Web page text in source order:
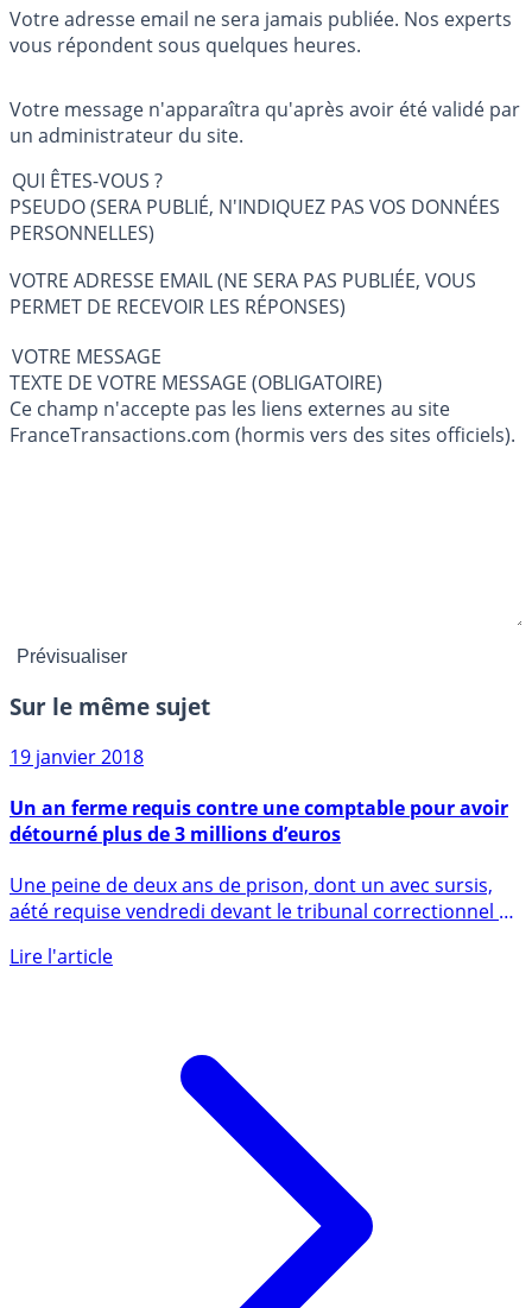
Votre adresse email ne sera jamais publiée. Nos experts
vous répondent sous quelques heures.
Votre message n'apparaîtra qu'après avoir été validé par
un administrateur du site.
QUI ÊTES-VOUS ?
PSEUDO (SERA PUBLIÉ, N'INDIQUEZ PAS VOS DONNÉES
PERSONNELLES)
VOTRE ADRESSE EMAIL (NE SERA PAS PUBLIÉE, VOUS
PERMET DE RECEVOIR LES RÉPONSES)
VOTRE MESSAGE
TEXTE DE VOTRE MESSAGE (OBLIGATOIRE)
Ce champ n'accepte pas les liens externes au site
FranceTransactions.com (hormis vers des sites officiels).
Sur le même sujet
19 janvier 2018
détourné plus de 3 millions d’euros
aété requise vendredi devant le tribunal correctionnel de